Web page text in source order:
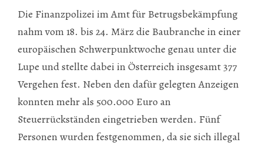
Die Finanzpolizei im Amt für Betrugsbekämpfung
nahm vom 18. bis 24. März die Baubranche in einer
europäischen Schwerpunktwoche genau unter die
Lupe und stellte dabei in Österreich insgesamt 377
Vergehen fest. Neben den dafür gelegten Anzeigen
konnten mehr als 500.000 Euro an
Steuerrückständen eingetrieben werden. Fünf
Personen wurden festgenommen, da sie sich illegal